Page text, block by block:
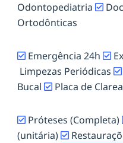
Odontopediatria
Ortodônticas
Emergência 24h
Limpezas Periódicas
Bucal
Placa de
Próteses (Completa)
(unitária)